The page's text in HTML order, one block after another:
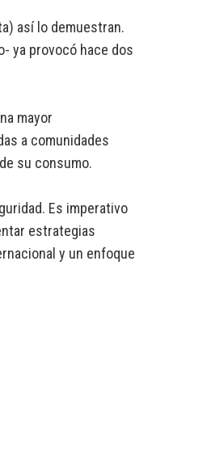
así lo demuestran.
ya provocó hace dos
mayor
a comunidades
su consumo.
Es imperativo
estrategias
y un enfoque